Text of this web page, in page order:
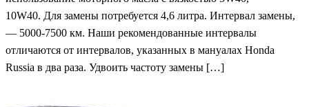
10W40. Для замены потребуется 4,6 литра. Интервал замены,
— 5000-7500 км. Наши рекомендованные интервалы
отличаются от интервалов, указанных в мануалах Honda
Russia в два раза. Удвоить частоту замены […]